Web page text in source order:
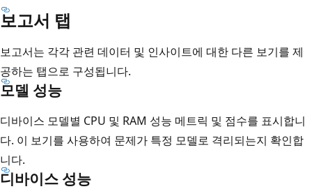
보고서 탭
보고서는 각각 관련 데이터 및 인사이트에 대한 다른 보기를 제
공하는 탭으로 구성됩니다.
모델 성능
디바이스 모델별 CPU 및 RAM 성능 메트릭 및 점수를 표시합니
다. 이 보기를 사용하여 문제가 특정 모델로 격리되는지 확인합
니다.
디바이스 성능